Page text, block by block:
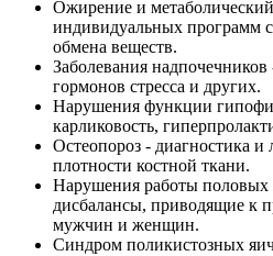
Ожирение и
индивидуальных программ
обмена веществ.
Заболевания
гормонов стресса и других.
Нарушения функции
карликовость,
Остеопороз - диагностика и
плотности костной ткани.
Нарушения работы половых
дисбалансы, приводящие к
мужчин и женщин.
Синдром поликистозных